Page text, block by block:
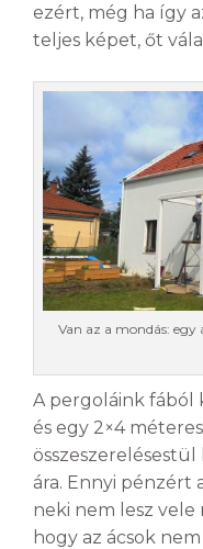
ezért, még ha így
teljes képet, őt
Van az a mondás: egy
A pergoláink fából
és egy 2×4
ára. Ennyi pénzért
neki nem lesz
hogy az ácsok